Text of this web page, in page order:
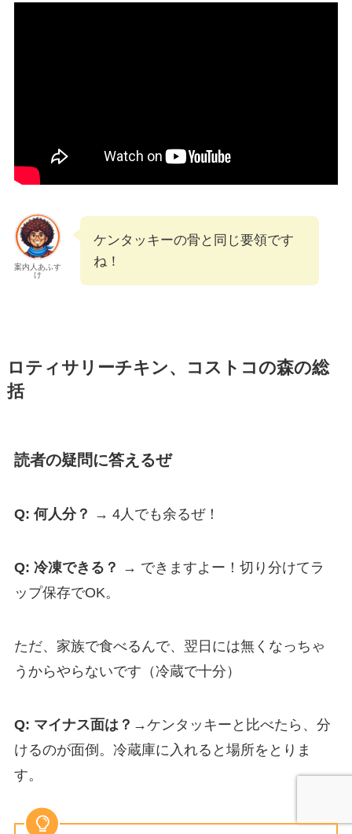
案内人あふす
け
ケンタッキーの骨と同じ要領です
ね！
ロティサリーチキン、コストコの森の総
括
読者の疑問に答えるぜ
Q: 何人分？ → 4人でも余るぜ！
Q: 冷凍できる？ → できますよー！切り分けてラ
ップ保存でOK。
ただ、家族で食べるんで、翌日には無くなっちゃ
うからやらないです（冷蔵で十分）
Q: マイナス面は？ →ケンタッキーと比べたら、分
けるのが面倒。冷蔵庫に入れると場所をとりま
す。